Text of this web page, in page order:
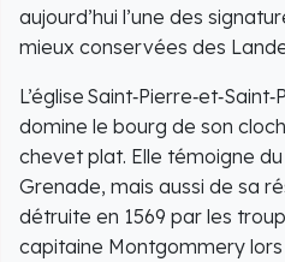
aujourd’hui l’une des
mieux conservées des
L’église
domine le bourg de son
chevet plat. Elle témoigne
Grenade, mais aussi de sa
détruite en 1569 par les
capitaine Montgommery